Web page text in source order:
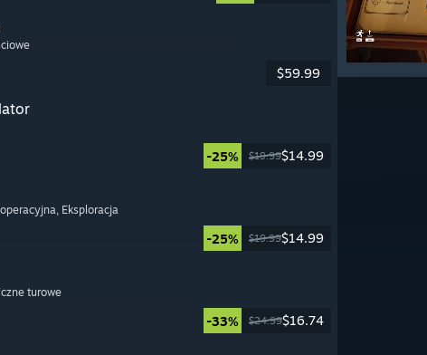
$59.99
-25% $19.99$14.99
, Eksploracja
-25% $19.99$14.99
turowe
-33% $24.99$16.74